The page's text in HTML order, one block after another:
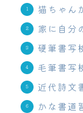
猫ちゃん
家に自分
硬筆書写
毛筆書写
近代詩文
かな書道